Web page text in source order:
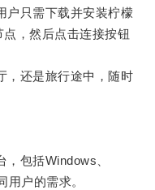
只需下载并安装柠檬
，然后点击连接按钮
还是旅行途中，随时
包括Windows、
户的需求。